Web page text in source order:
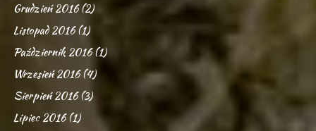
Grudzień 2016 (2)
Listopad 2016 (1)
Październik 2016 (1)
Wrzesień 2016 (4)
Sierpień 2016 (3)
Lipiec 2016 (1)